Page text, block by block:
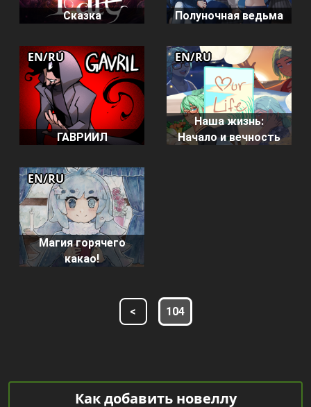
Сказка Полуночная ведьма
ГАВРИИЛ
EN/RU
Наша жизнь:
Начало и вечность
EN/RU
Магия горячего
какао!
EN/RU
< 104
Как добавить новеллу